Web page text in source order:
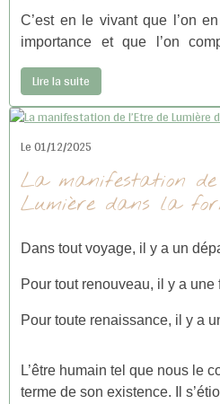
C’est en le vivant que l’on
importance et que l’on
Lire la suite
Le 01/12/2025
La manifestation
Lumière dans la
Dans tout voyage, il y a un
Pour tout renouveau, il y a une
Pour toute renaissance, il y a
L’être humain tel que nous le
terme de son existence. Il